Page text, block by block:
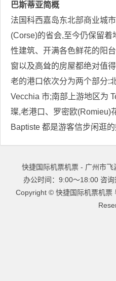
巴斯蒂亚简概
法国科西嘉岛东北部商业城
(Corse)的省会,至今仍保留
性建筑、开满各色鲜花的阳
窗以及高耸的房屋都绝对值
老的港口依次分为两个部分:
Vecchia 市;南部上游地区为
璨,老港口、罗密欧(Romieu)
Baptiste 都是游客信步闲逛的
快捷国际机票机票 - 广州市
办公时间：9:00～18:00 咨
Copyright © 快捷国际机票机票